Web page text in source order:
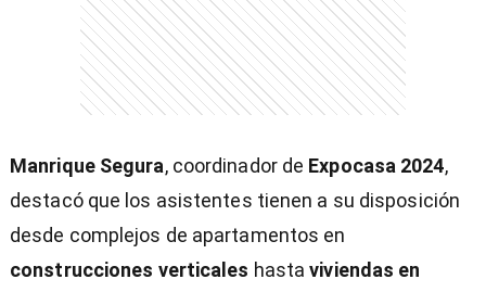
Manrique Segura, coordinador de Expocasa 2024,
destacó que los asistentes tienen a su disposición
desde complejos de apartamentos en
construcciones verticales hastaviviendas en